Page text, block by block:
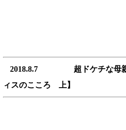
2018.8.7 超ドケチな母親
ィスのこころ 上】